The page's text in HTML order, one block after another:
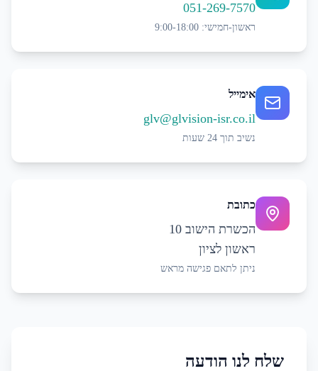
051-269-7570
ראשון-חמישי: 9:00-18:00
אימייל
glv@glvision-isr.co.il
נשיב תוך 24 שעות
כתובת
הכשרת הישוב 10
ראשון לציון
ניתן לתאם פגישה מראש
שלח לנו הודעה